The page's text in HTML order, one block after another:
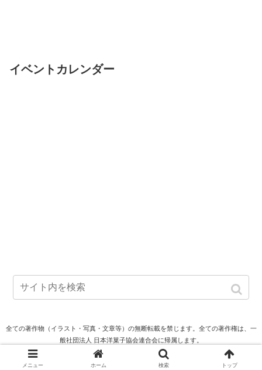
イベントカレンダー
全ての著作物（イラスト・写真・文章等）の無断転載を禁じます。全ての著作権は、一
般社団法人 日本洋菓子協会連合会に帰属します。
Copyright (c) The Federation of Japan Confectionery Associations. All rights reserved.
メニュー
ホーム 検索 トップ